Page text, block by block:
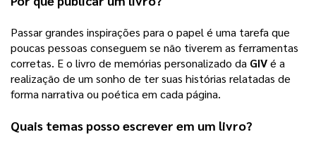
Passar grandes inspirações para o papel é uma tarefa que
poucas pessoas conseguem se não tiverem as ferramentas
corretas. E o livro de memórias personalizado da GIV é a
realização de um sonho de ter suas histórias relatadas de
forma narrativa ou poética em cada página.
Quais temas posso escrever em um livro?